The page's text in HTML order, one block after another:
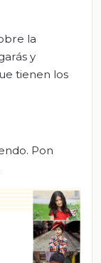
la
y
tienen los
Pon